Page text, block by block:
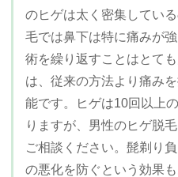
のヒゲは太く密集してい
毛では鼻下は特に痛みが
術を繰り返すことはとて
は、従来の方法より痛み
能です。ヒゲは10回以上
りますが、男性のヒゲ脱
ご相談ください。髭剃り
の悪化を防ぐという効果も